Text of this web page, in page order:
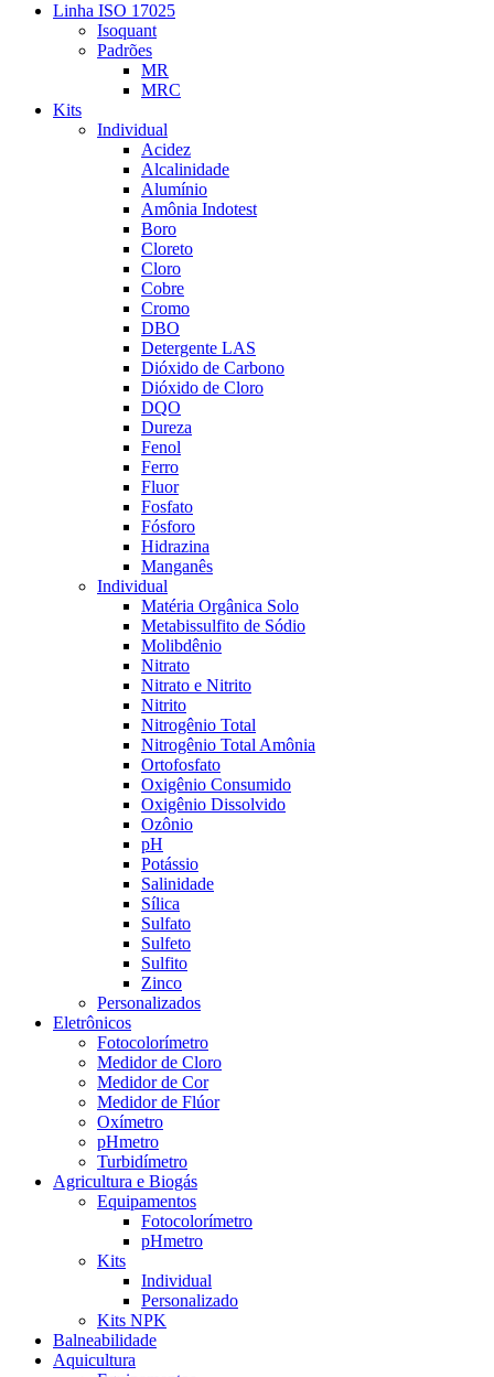
Linha ISO 17025
Isoquant
Padrões
MR
MRC
Kits
Individual
Acidez
Alcalinidade
Alumínio
Amônia Indotest
Boro
Cloreto
Cloro
Cobre
Cromo
DBO
Detergente LAS
Dióxido de Carbono
Dióxido de Cloro
DQO
Dureza
Fenol
Ferro
Fluor
Fosfato
Fósforo
Hidrazina
Manganês
Individual
Matéria Orgânica Solo
Metabissulfito de Sódio
Molibdênio
Nitrato
Nitrato e Nitrito
Nitrito
Nitrogênio Total
Nitrogênio Total Amônia
Ortofosfato
Oxigênio Consumido
Oxigênio Dissolvido
Ozônio
pH
Potássio
Salinidade
Sílica
Sulfato
Sulfeto
Sulfito
Zinco
Personalizados
Eletrônicos
Fotocolorímetro
Medidor de Cloro
Medidor de Cor
Medidor de Flúor
Oxímetro
pHmetro
Turbidímetro
Agricultura e Biogás
Equipamentos
Fotocolorímetro
pHmetro
Kits
Individual
Personalizado
Kits NPK
Balneabilidade
Aquicultura